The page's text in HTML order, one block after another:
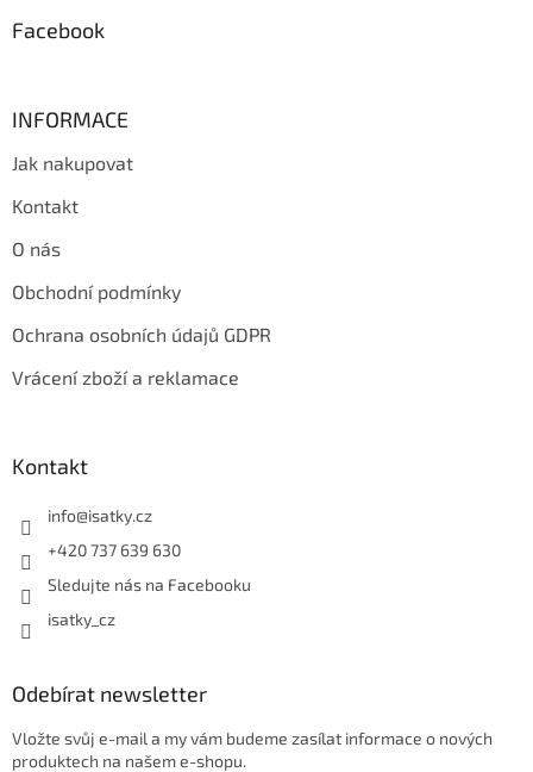
Facebook
INFORMACE
Jak nakupovat
Kontakt
O nás
Obchodní podmínky
Ochrana osobních údajů GDPR
Vrácení zboží a reklamace
Kontakt
info@isatky.cz
+420 737 639 630
Sledujte nás na Facebooku
isatky_cz
Odebírat newsletter
Vložte svůj e-mail a my vám budeme zasílat informace o nových
produktech na našem e-shopu.